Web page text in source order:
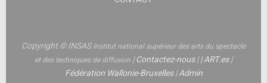
Copyright © INSASInstitut national supérieur des arts du spectacle
et des techniques de diffusion |Contactez-nous||ART.es|
Fédération Wallonie-Bruxelles|Admin